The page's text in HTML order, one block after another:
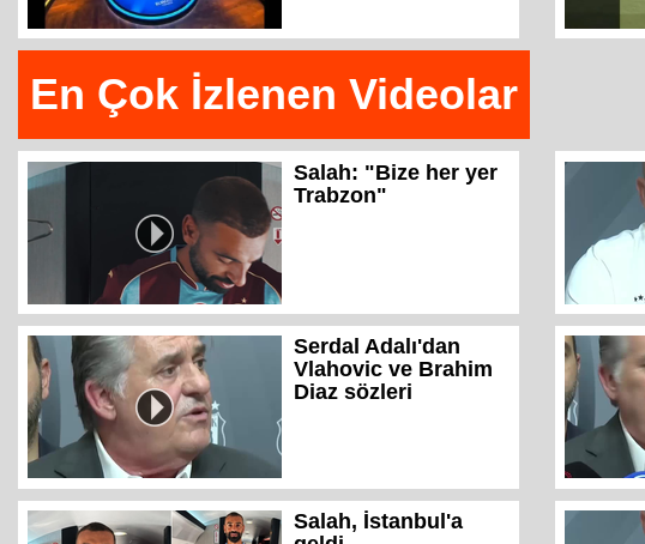
En Çok İzlenen Videolar
Salah: "Bize her yer
Trabzon"
Serdal Adalı'dan
Vlahovic ve Brahim
Diaz sözleri
Salah, İstanbul'a